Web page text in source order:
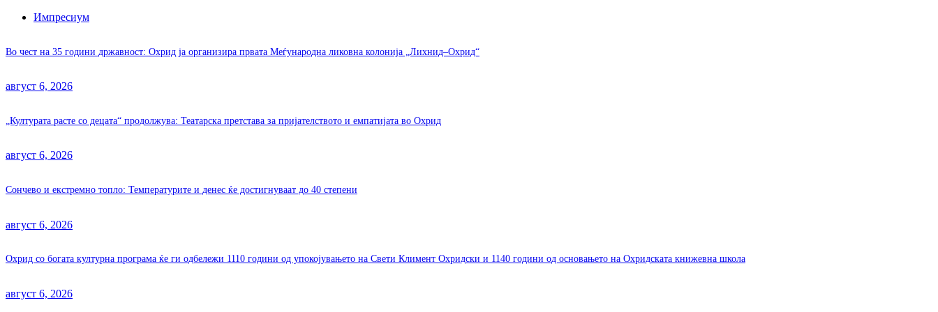
Импресиум
Во чест на 35 години државност: Охрид ја организира првата Меѓународна ликовна колонија „Лихнид–Охрид“
август 6, 2026
„Културата расте со децата“ продолжува: Театарска претстава за пријателството и емпатијата во Охрид
август 6, 2026
Сончево и екстремно топло: Температурите и денес ќе достигнуваат до 40 степени
август 6, 2026
Охрид со богата културна програма ќе ги одбележи 1110 години од упокојувањето на Свети Климент Охридски и 1140 години од основањето на Охридската книжевна школа
август 6, 2026